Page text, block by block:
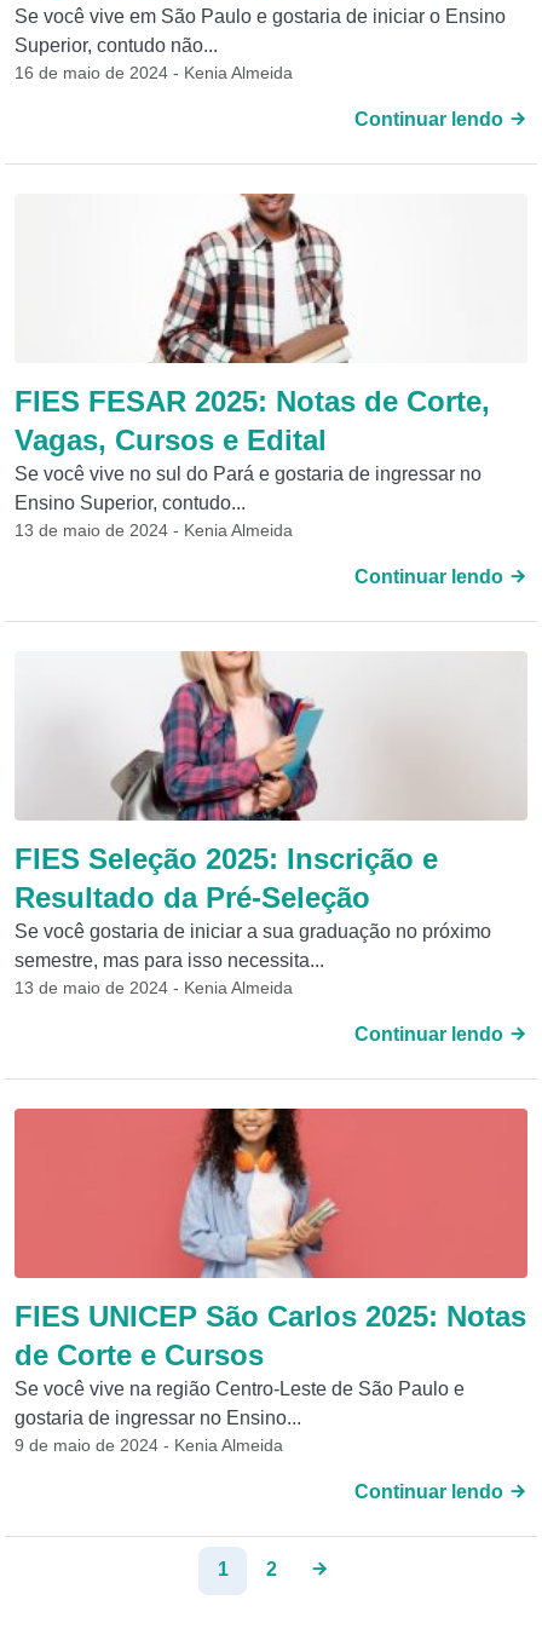
Se você vive em São Paulo e gostaria de iniciar o Ensino
Superior, contudo não...
16 de maio de 2024 - Kenia Almeida
Continuar lendo
FIES FESAR 2025: Notas de Corte,
Vagas, Cursos e Edital
Se você vive no sul do Pará e gostaria de ingressar no
Ensino Superior, contudo...
13 de maio de 2024 - Kenia Almeida
Continuar lendo
FIES Seleção 2025: Inscrição e
Resultado da Pré-Seleção
Se você gostaria de iniciar a sua graduação no próximo
semestre, mas para isso necessita...
13 de maio de 2024 - Kenia Almeida
Continuar lendo
FIES UNICEP São Carlos 2025: Notas
de Corte e Cursos
Se você vive na região Centro-Leste de São Paulo e
gostaria de ingressar no Ensino...
9 de maio de 2024 - Kenia Almeida
Continuar lendo
1 2